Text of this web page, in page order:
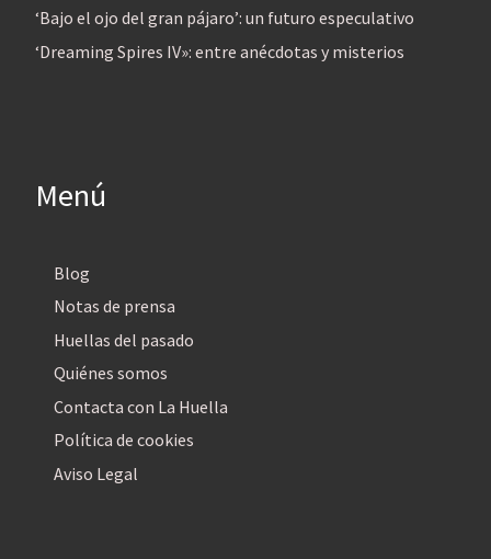
‘Bajo el ojo del gran pájaro’: un futuro especulativo
‘Dreaming Spires IV»: entre anécdotas y misterios
Menú
Blog
Notas de prensa
Huellas del pasado
Quiénes somos
Contacta con La Huella
Política de cookies
Aviso Legal